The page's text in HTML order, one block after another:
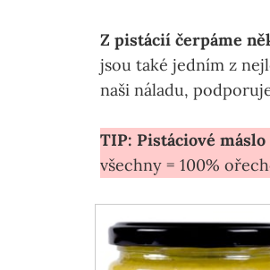
Z pistácií čerpáme
jsou také jedním z
naši náladu,
TIP: Pistáciové
všechny = 100%